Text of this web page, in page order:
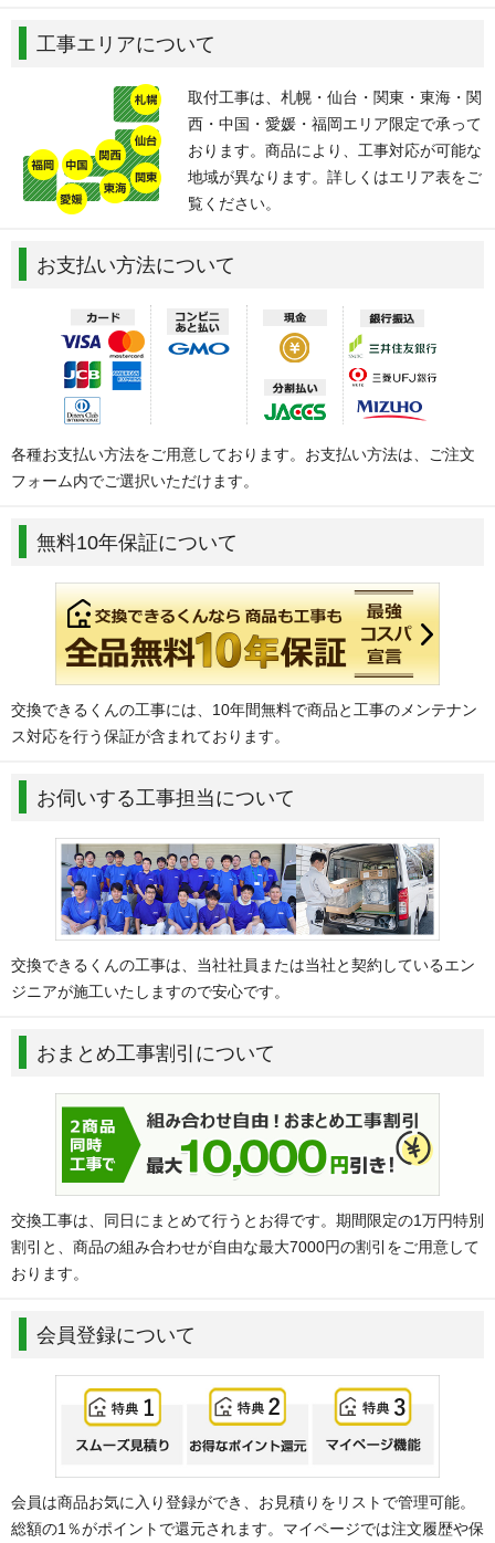
工事エリアについて
取付工事は、札幌・仙台・関東・東海・関
西・中国・愛媛・福岡エリア限定で承って
おります。商品により、工事対応が可能な
地域が異なります。詳しくはエリア表をご
覧ください。
お支払い方法について
各種お支払い方法をご用意しております。お支払い方法は、ご注文
フォーム内でご選択いただけます。
無料10年保証について
交換できるくんの工事には、10年間無料で商品と工事のメンテナン
ス対応を行う保証が含まれております。
お伺いする工事担当について
交換できるくんの工事は、当社社員または当社と契約しているエン
ジニアが施工いたしますので安心です。
おまとめ工事割引について
交換工事は、同日にまとめて行うとお得です。期間限定の1万円特別
割引と、商品の組み合わせが自由な最大7000円の割引をご用意して
おります。
会員登録について
会員は商品お気に入り登録ができ、お見積りをリストで管理可能。
総額の1％がポイントで還元されます。マイページでは注文履歴や保